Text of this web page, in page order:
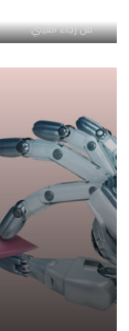
منرجاء الغيثي